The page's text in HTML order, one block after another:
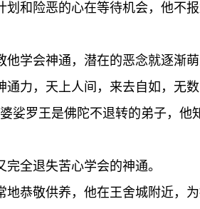
和险恶的心在等待机会，他不
学会神通，潜在的恶念就逐渐
力，天上人间，来去自如，无
娑罗王是佛陀不退转的弟子，
全退失苦心学会的神通。
恭敬供养，他在王舍城附近，